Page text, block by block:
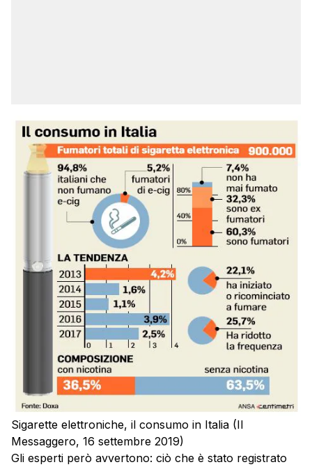
Sigarette elettroniche, il consumo in Italia (Il
Messaggero, 16 settembre 2019)
Gli esperti però avvertono: ciò che è stato registrato